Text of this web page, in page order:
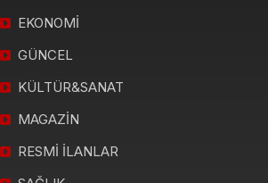
EKONOMİ
GÜNCEL
KÜLTÜR&SANAT
MAGAZİN
RESMİ İLANLAR